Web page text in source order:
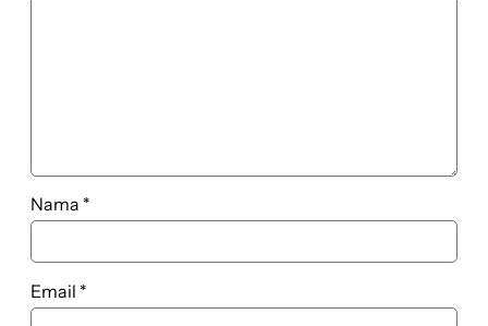
Nama *
Email *